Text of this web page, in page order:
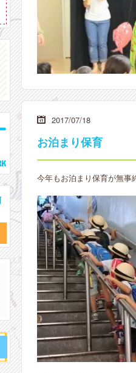
2017/07/18
お泊まり保育
今年もお泊まり保育が無事